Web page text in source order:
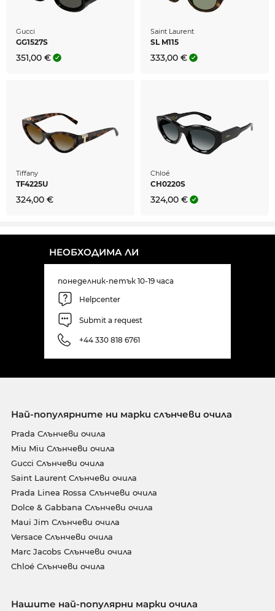
Gucci
GG1527S
351,00 €
Saint Laurent
SL M115
333,00 €
Tiffany
TF4225U
324,00 €
Chloé
CH0220S
324,00 €
НЕОБХОДИМА ЛИ
понеделник-петък 10-19 часа
Helpcenter
Submit a request
+44 330 818 6761
Най-популярните ни марки слънчеви очила
Prada Слънчеви очила
Miu Miu Слънчеви очила
Gucci Слънчеви очила
Saint Laurent Слънчеви очила
Prada Linea Rossa Слънчеви очила
Dolce & Gabbana Слънчеви очила
Maui Jim Слънчеви очила
Versace Слънчеви очила
Marc Jacobs Слънчеви очила
Chloé Слънчеви очила
Нашите най-популярни марки очила